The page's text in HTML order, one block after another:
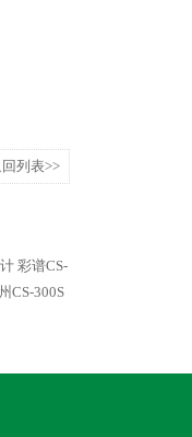
列表>>
彩谱CS-
CS-300S